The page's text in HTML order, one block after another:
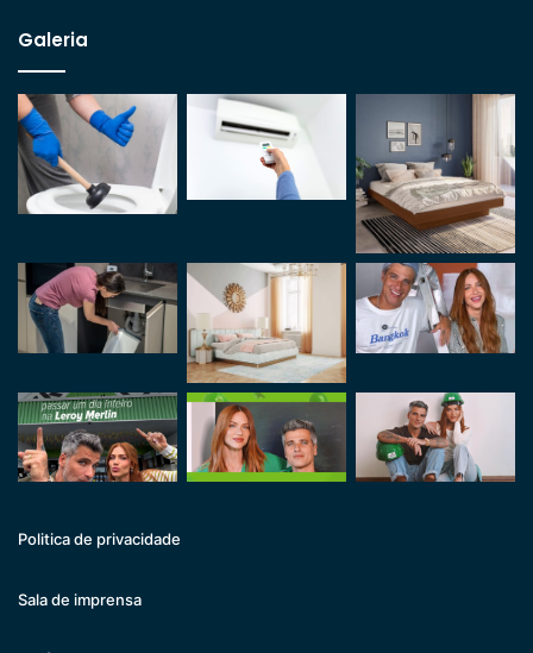
Galeria
Politica de privacidade
Sala de imprensa